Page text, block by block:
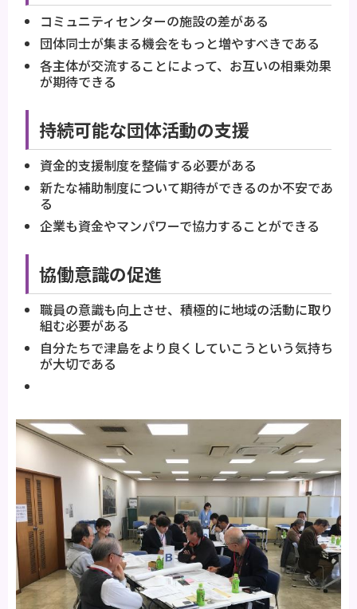
コミュニティセンターの施設の差がある
団体同士が集まる機会をもっと増やすべきである
各主体が交流することによって、お互いの相乗効果
が期待できる
持続可能な団体活動の支援
資金的支援制度を整備する必要がある
新たな補助制度について期待ができるのか不安であ
る
企業も資金やマンパワーで協力することができる
協働意識の促進
職員の意識も向上させ、積極的に地域の活動に取り
組む必要がある
自分たちで津島をより良くしていこうという気持ち
が大切である